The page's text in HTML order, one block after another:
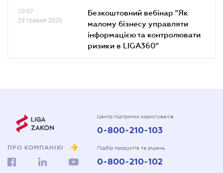
10.07
29 травня 2026
Безкоштовний вебінар "Як
малому бізнесу управляти
інформацією та контролювати
ризики в LIGA360"
ПРО КОМПАНІЮ
Центр підтримки користувачів
0-800-210-103
Підбір продуктів та рішень
0-800-210-102